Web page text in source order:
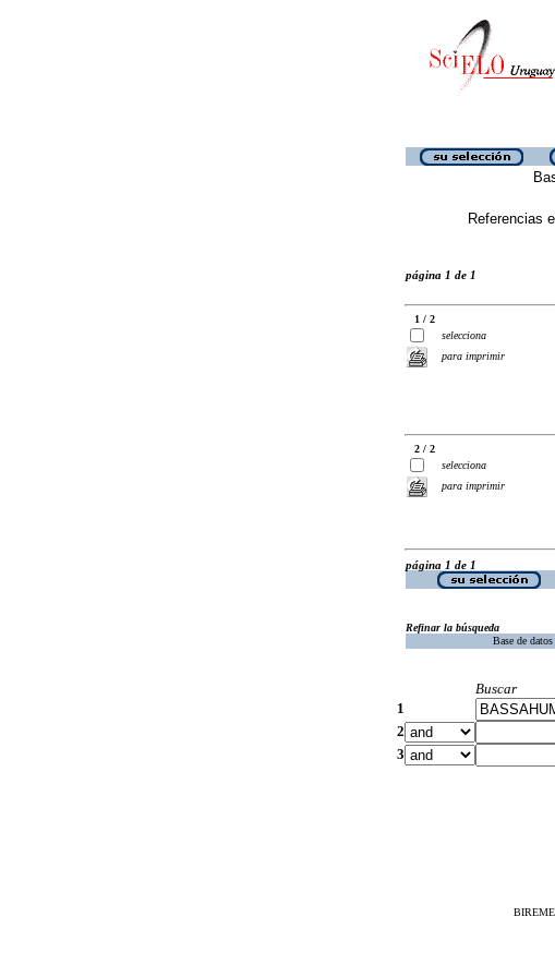
Referencias
página 1 de 1
1 / 2
selecciona
para imprimir
2 / 2
selecciona
para imprimir
página 1 de 1
Refinar la búsqueda
Base de datos
Buscar
1
2
3